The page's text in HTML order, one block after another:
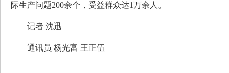
际生产问题200余个，受益群众达1万余人。
记者 沈迅
通讯员 杨光富 王正伍